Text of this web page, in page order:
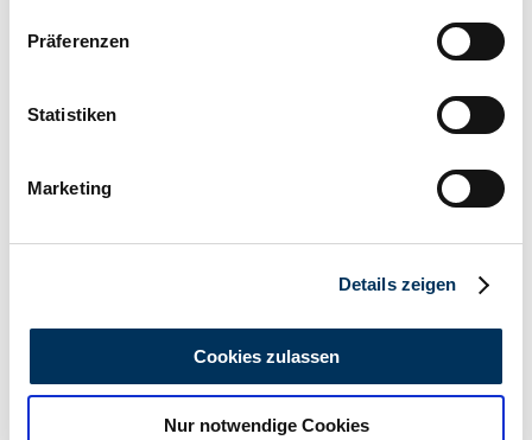
Informationen über Ihre geografische Lage
können
bestimmten Merkmalen (Fingerprinting) identifizieren
Erfahren Sie mehr darüber, wie Ihre persönlichen Daten
analysieren. Außerdem geben wir Informationen zu Ihrer
Verwendung unserer Website an unsere Partner für
Präferenzen
Statistiken
Marketing
Details zeigen
Cookies zulassen
Nur notwendige Cookies
Händler